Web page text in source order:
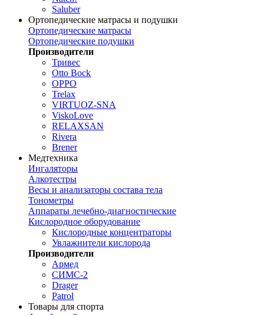
Saluber
Ортопедические матрасы и подушки
Ортопедические матрасы
Ортопедические подушки
Производители
Тривес
Otto Bock
OPPO
Trelax
VIRTUOZ-SNA
ViskoLove
RELAXSAN
Rivera
Brener
Медтехника
Ингаляторы
Алкотестры
Весы и анализаторы состава тела
Тонометры
Аппараты лечебно-диагностические
Кислородное оборудование
Кислородные концентраторы
Увлажнители кислорода
Производители
Армед
СИМС-2
Drager
Patrol
Товары для спорта